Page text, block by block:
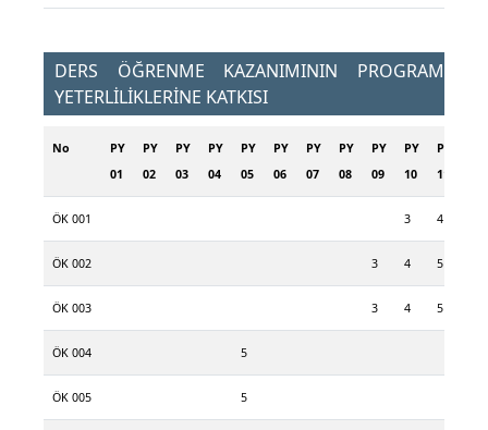
DERS ÖĞRENME KAZANIMININ PROGRAM
YETERLİLİKLERİNE KATKISI
No
PY
01
PY
02
PY
03
PY
04
PY
05
PY
06
PY
07
PY
08
PY
09
PY
10
PY
11
ÖK 001 3 4
ÖK 002 3 4 5
ÖK 003 3 4 5
ÖK 004 5
ÖK 005 5